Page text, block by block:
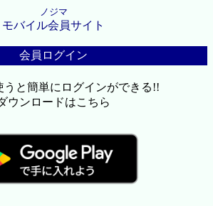
ノジマ
モバイル会員サイト
会員ログイン
うと簡単にログインができる!!
ウンロードはこちら